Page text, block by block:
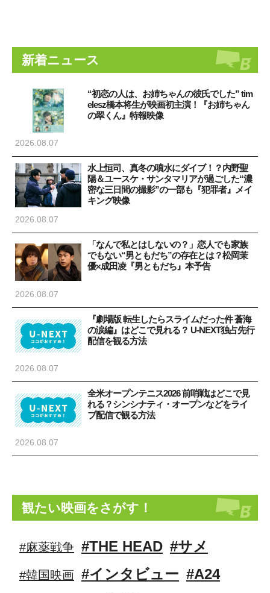
新着ニュース
“初恋の人は、お姉ちゃんの彼氏でした” tim
elesz橋本将生が映画初主演！『お姉ちゃん
の翠くん』特報映像
2026.08.07
水上恒司、真冬の噴水にダイブ！？内野聖
陽＆ユースケ・サンタマリアが過ごした“濃
密な三日間の撮影”の一部も『犯罪者』メイ
キング映像
2026.08.07
「なんで私とはしないの？」恋人でも家族
でもない“男ともだち”の存在とは？松岡茉
優×成田凌『男ともだち』本予告
2026.08.07
『劇場版 転生したらスライムだった件 蒼海
の涙編』はどこで見れる？ U-NEXT独占先行
配信を観る方法
2026.08.07
全米オープンテニス2026 前哨戦はどこで見
れる？シンシナティ・オープンなどをライ
ブ配信で観る方法
2026.08.07
観たい映画をさがす！
#麻薬戦争 #THE HEAD #サメ
#韓国映画 #インタビュー #A24